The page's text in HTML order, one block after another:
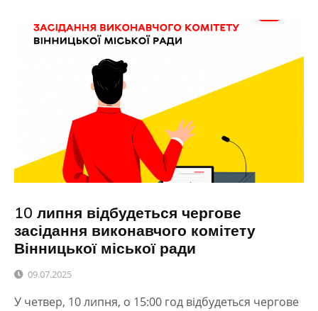
10 липня відбудеться чергове
засідання виконавчого комітету
Вінницької міської ради
09.07.2025
У четвер, 10 липня, о 15:00 год відбудеться чергове